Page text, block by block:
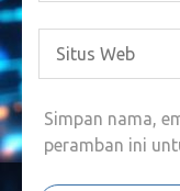
Simpan nama,
peramban ini